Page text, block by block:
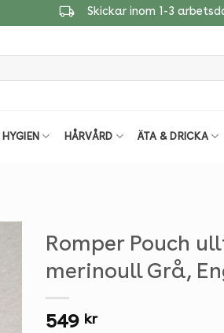
Skickar inom 1-3
HÅRVÅRD ÄTA & DRICKA
Romper Pouch
merinoull Grå,
549 kr